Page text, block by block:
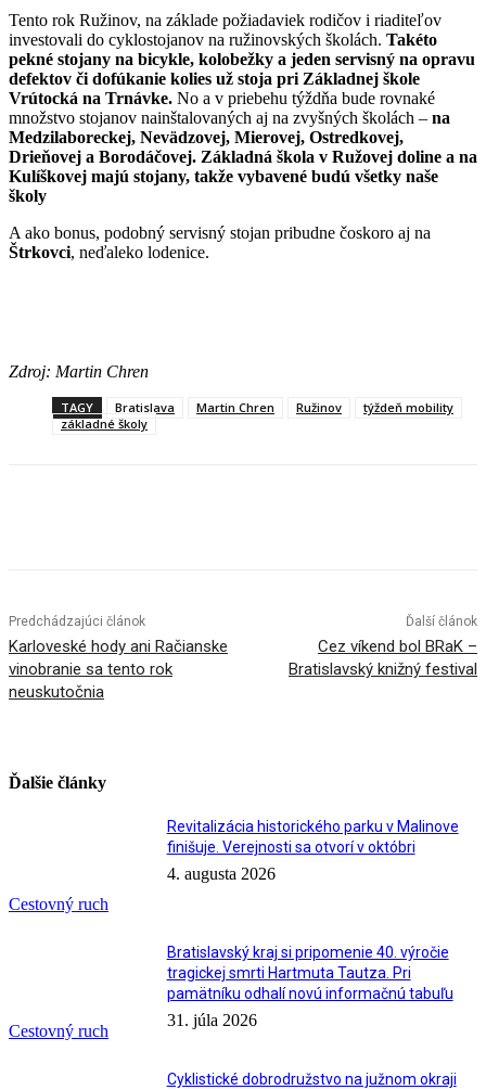
Tento rok Ružinov, na základe požiadaviek rodičov i riaditeľov
investovali do cyklostojanov na ružinovských školách. Takéto
pekné stojany na bicykle, kolobežky a jeden servisný na opravu
defektov či dofúkanie kolies už stoja pri Základnej škole
Vrútocká na Trnávke. No a v priebehu týždňa bude rovnaké
množstvo stojanov nainštalovaných aj na zvyšných školách – na
Medzilaboreckej, Nevädzovej, Mierovej, Ostredkovej,
Drieňovej a Borodáčovej. Základná škola v Ružovej doline a na
Kulíškovej majú stojany, takže vybavené budú všetky naše
školy
A ako bonus, podobný servisný stojan pribudne čoskoro aj na
Štrkovci, neďaleko lodenice.
Zdroj: Martin Chren
TAGY Bratislava Martin Chren Ružinov
týždeň mobility
základné školy
Predchádzajúci článok
Karloveské hody ani Račianske
vinobranie sa tento rok
neuskutočnia
Ďalší článok
Cez víkend bol BRaK –
Bratislavský knižný festival
Ďalšie články
Cestovný ruch
Revitalizácia historického parku v Malinove
finišuje. Verejnosti sa otvorí v októbri
4. augusta 2026
Cestovný ruch
Bratislavský kraj si pripomenie 40. výročie
tragickej smrti Hartmuta Tautza. Pri
pamätníku odhalí novú informačnú tabuľu
31. júla 2026
Cyklistické dobrodružstvo na južnom okraji